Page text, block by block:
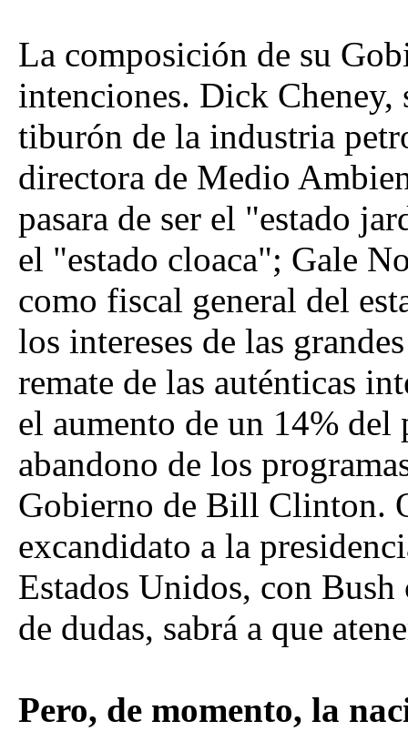
La composición de su
intenciones. Dick Cheney,
tiburón de la industria
directora de Medio
pasara de ser el "estado
el "estado cloaca"; Gale
como fiscal general del
los intereses de las
remate de las auténticas
el aumento de un 14%
abandono de los
Gobierno de Bill Clinton.
excandidato a la
Estados Unidos, con
de dudas, sabrá a que
Pero, de momento, la